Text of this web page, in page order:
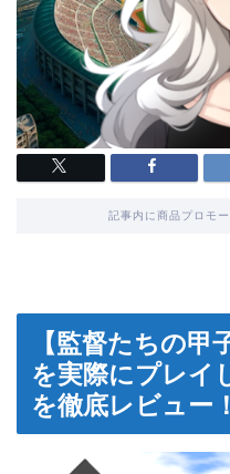
記事内に商品プロモ
【監督たちの甲
を実際にプレイ
を徹底レビュー！